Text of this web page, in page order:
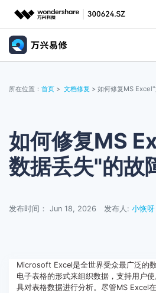
推荐产品
实用工具
关于万兴
客服热线：
照片修复
文档修复
修复百科
视频修复
服务与支持
联系我们
所在位置： 首页 > 文档修复 > 如何修复MS
如何修复MS
数据丢失"的故
发布时间： Jun 18, 2026 发布人: 小恢呀
Microsoft Excel是全世界受众最广泛的
电子表格的形式来组织数据，支持用户
具对表格数据进行分析。尽管MS Excel